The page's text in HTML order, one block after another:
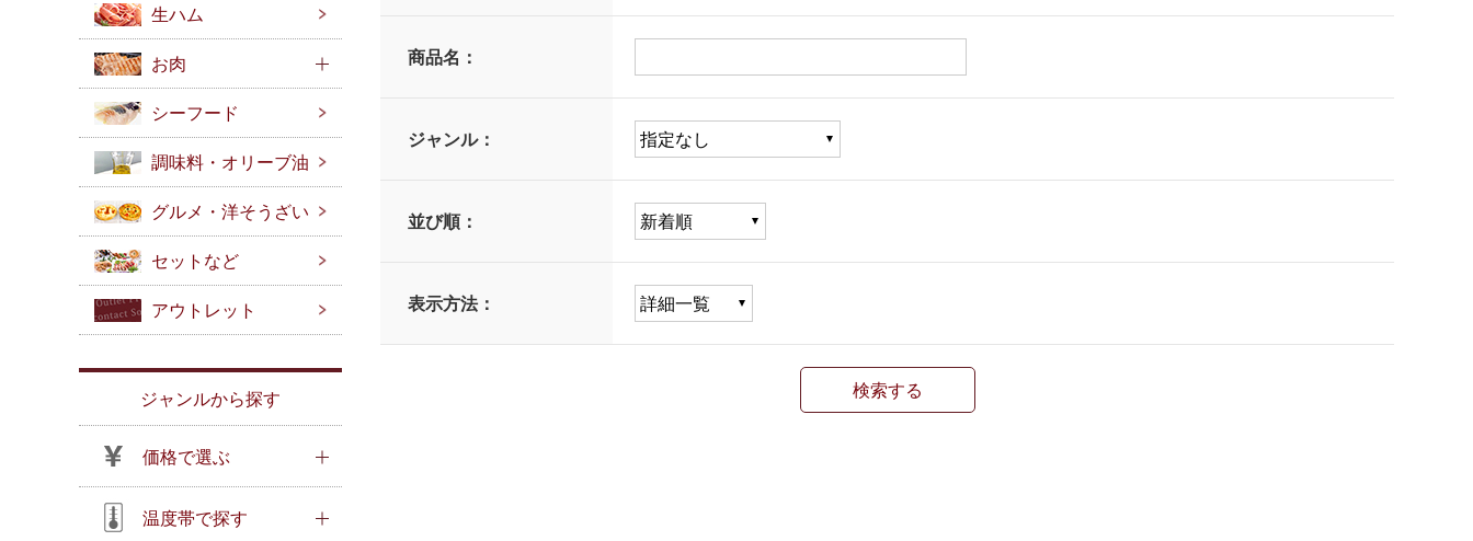
生ハム
お肉
シーフード
調味料・オリーブ油
グルメ・洋そうざい
セットなど
アウトレット
ジャンルから探す
価格で選ぶ
温度帯で探す
商品名：
ジャンル：
並び順：
表示方法：